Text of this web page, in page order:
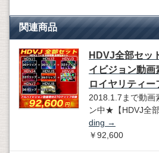
関連商品
HDVJ全部セッ
イビジョン動画
ロイヤリティ
2018.1.7まで動画
ン中★【HDVJ全
ding →
￥92,600